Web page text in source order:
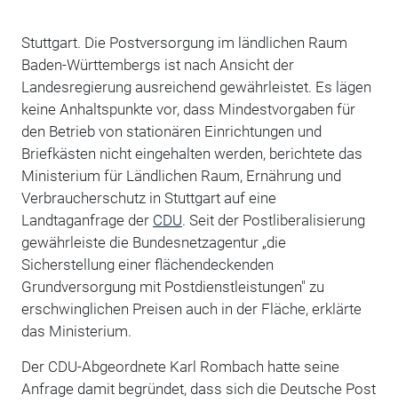
Stuttgart. Die Postversorgung im ländlichen Raum
Baden-Württembergs ist nach Ansicht der
Landesregierung ausreichend gewährleistet. Es lägen
keine Anhaltspunkte vor, dass Mindestvorgaben für
den Betrieb von stationären Einrichtungen und
Briefkästen nicht eingehalten werden, berichtete das
Ministerium für Ländlichen Raum, Ernährung und
Verbraucherschutz in Stuttgart auf eine
Landtaganfrage der CDU. Seit der Postliberalisierung
gewährleiste die Bundesnetzagentur „die
Sicherstellung einer flächendeckenden
Grundversorgung mit Postdienstleistungen" zu
erschwinglichen Preisen auch in der Fläche, erklärte
das Ministerium.
Der CDU-Abgeordnete Karl Rombach hatte seine
Anfrage damit begründet, dass sich die Deutsche Post